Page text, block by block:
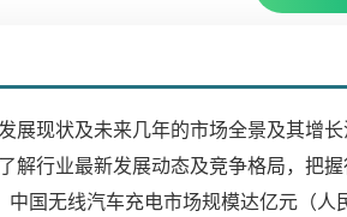
展现状及未来几年的市场全景及其增
行业最新发展动态及竞争格局，把
国无线汽车充电市场规模达亿元（